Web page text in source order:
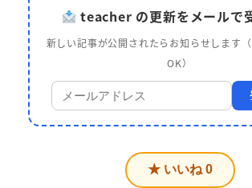
teacher の更新をメールで
新しい記事が公開されたらお知らせします
OK）
★ いいね 0